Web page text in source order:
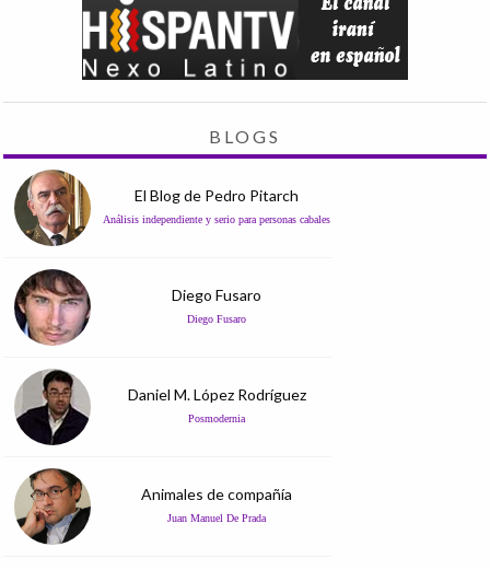
BLOGS
El Blog de Pedro Pitarch
Análisis independiente y serio para personas cabales
Diego Fusaro
Diego Fusaro
Daniel M. López Rodríguez
Posmodernia
Animales de compañía
Juan Manuel De Prada